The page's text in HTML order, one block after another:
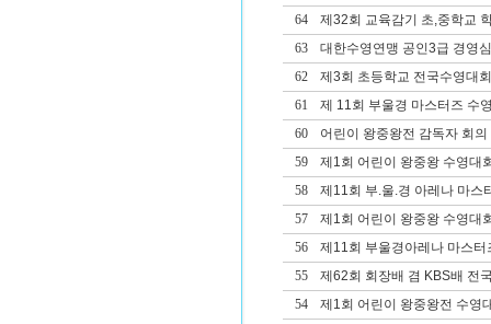
64
제32회 교육감기 초,중학교
63
대한수영연맹 공인3급 경영
62
제3회 초등학교 전국수영대회
61
제 11회 부울경 마스터즈 수
60
어린이 왕중왕전 감독자 회의
59
제1회 어린이 왕중왕 수영대
58
제11회 부.울.경 아레나 마스
57
제1회 어린이 왕중왕 수영대
56
제11회 부울경아레나 마스터
55
제62회 회장배 겸 KBS배 전
54
제1회 어린이 왕중왕전 수영